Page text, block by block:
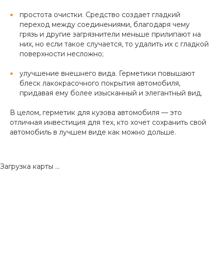
простота очистки. Средство создает гладкий
переход между соединениями, благодаря чему
грязь и другие загрязнители меньше прилипают на
них, но если такое случается, то удалить их с гладкой
поверхности несложно;
улучшение внешнего вида. Герметики повышают
блеск лакокрасочного покрытия автомобиля,
придавая ему более изысканный и элегантный вид.
В целом, герметик для кузова автомобиля — это
отличная инвестиция для тех, кто хочет сохранить свой
автомобиль в лучшем виде как можно дольше.
Загрузка карты ...